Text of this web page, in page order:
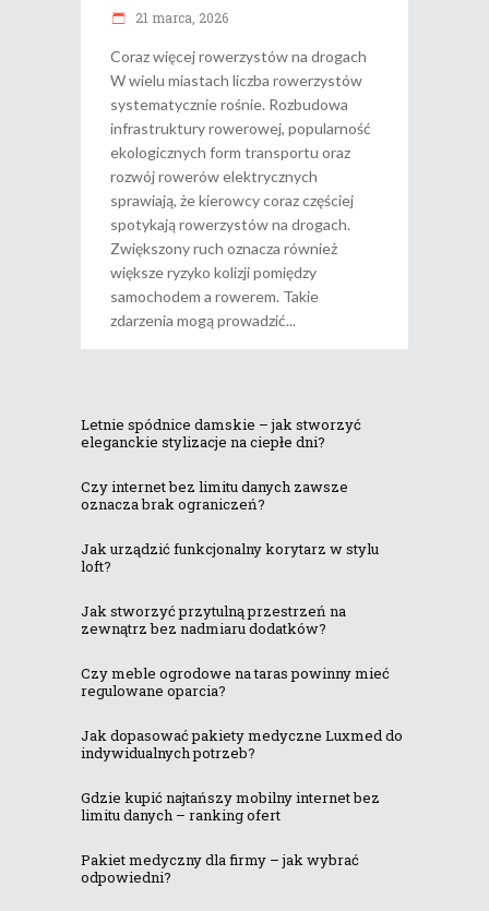
21 marca, 2026
Coraz więcej rowerzystów na drogach
W wielu miastach liczba rowerzystów
systematycznie rośnie. Rozbudowa
infrastruktury rowerowej, popularność
ekologicznych form transportu oraz
rozwój rowerów elektrycznych
sprawiają, że kierowcy coraz częściej
spotykają rowerzystów na drogach.
Zwiększony ruch oznacza również
większe ryzyko kolizji pomiędzy
samochodem a rowerem. Takie
zdarzenia mogą prowadzić
Letnie spódnice damskie – jak stworzyć
eleganckie stylizacje na ciepłe dni?
Czy internet bez limitu danych zawsze
oznacza brak ograniczeń?
Jak urządzić funkcjonalny korytarz w stylu
loft?
Jak stworzyć przytulną przestrzeń na
zewnątrz bez nadmiaru dodatków?
Czy meble ogrodowe na taras powinny mieć
regulowane oparcia?
Jak dopasować pakiety medyczne Luxmed do
indywidualnych potrzeb?
Gdzie kupić najtańszy mobilny internet bez
limitu danych – ranking ofert
Pakiet medyczny dla firmy – jak wybrać
odpowiedni?